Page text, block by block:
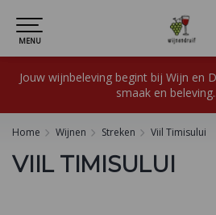
MENU
Jouw wijnbeleving begint bij Wijn en
smaak en
Home Wijnen Streken Viil Timisului
VIIL TIMISULUI